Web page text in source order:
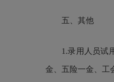
五、其他
1.录用人员试
金、五险一金、工